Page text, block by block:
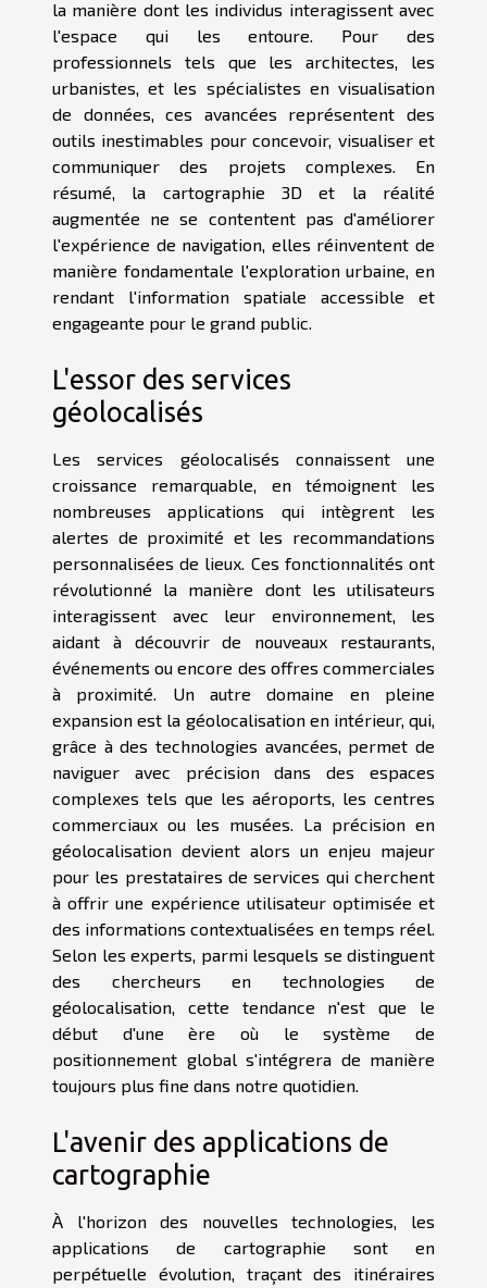
la manière dont les individus interagissent avec
l'espace qui les entoure. Pour des
professionnels tels que les architectes, les
urbanistes, et les spécialistes en visualisation
de données, ces avancées représentent des
outils inestimables pour concevoir, visualiser et
communiquer des projets complexes. En
résumé, la cartographie 3D et la réalité
augmentée ne se contentent pas d'améliorer
l'expérience de navigation, elles réinventent de
manière fondamentale l'exploration urbaine, en
rendant l'information spatiale accessible et
engageante pour le grand public.
L'essor des services
géolocalisés
Les services géolocalisés connaissent une
croissance remarquable, en témoignent les
nombreuses applications qui intègrent les
alertes de proximité et les recommandations
personnalisées de lieux. Ces fonctionnalités ont
révolutionné la manière dont les utilisateurs
interagissent avec leur environnement, les
aidant à découvrir de nouveaux restaurants,
événements ou encore des offres commerciales
à proximité. Un autre domaine en pleine
expansion est la géolocalisation en intérieur, qui,
grâce à des technologies avancées, permet de
naviguer avec précision dans des espaces
complexes tels que les aéroports, les centres
commerciaux ou les musées. La précision en
géolocalisation devient alors un enjeu majeur
pour les prestataires de services qui cherchent
à offrir une expérience utilisateur optimisée et
des informations contextualisées en temps réel.
Selon les experts, parmi lesquels se distinguent
des chercheurs en technologies de
géolocalisation, cette tendance n'est que le
début d'une ère où le système de
positionnement global s'intégrera de manière
toujours plus fine dans notre quotidien.
L'avenir des applications de
cartographie
À l'horizon des nouvelles technologies, les
applications de cartographie sont en
perpétuelle évolution, traçant des itinéraires